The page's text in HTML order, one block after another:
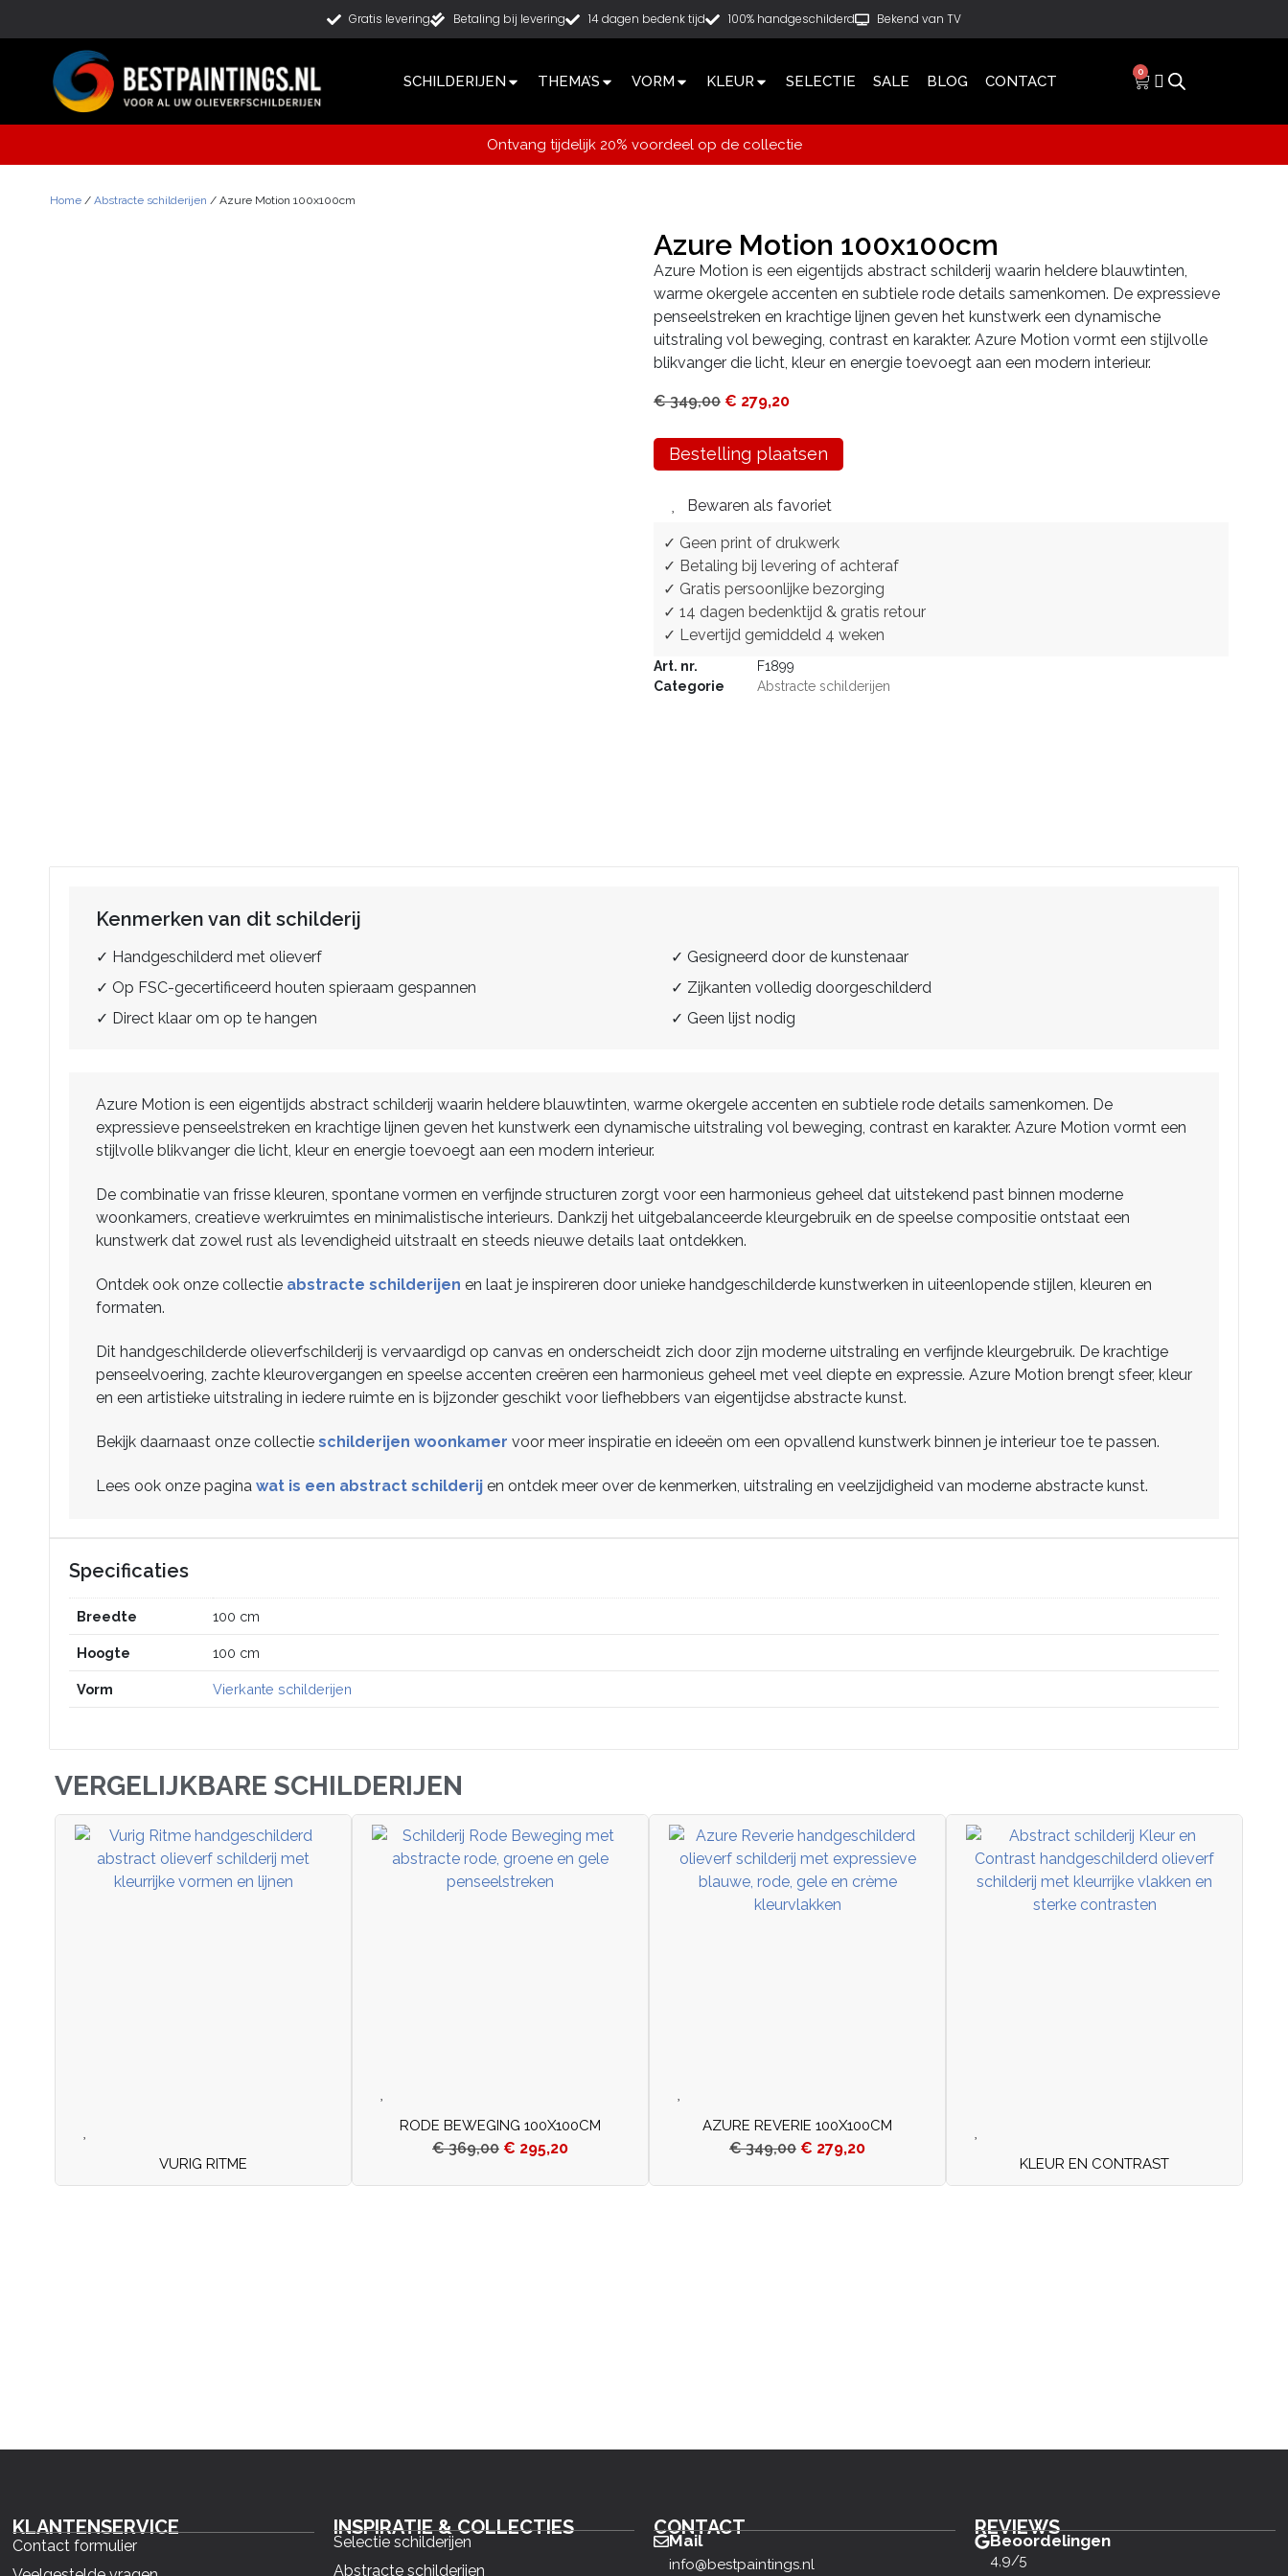
Gratis levering Betaling bij levering 14 dagen bedenk tijd 100% handgeschilderd Bekend van TV
SCHILDERIJEN THEMA’S VORM KLEUR SELECTIE SALE BLOG CONTACT
0
Ontvang tijdelijk 20% voordeel op de collectie
Home / Abstracte schilderijen / Azure Motion 100x100cm
Azure Motion 100x100cm
Azure Motion is een eigentijds abstract schilderij waarin heldere blauwtinten,
warme okergele accenten en subtiele rode details samenkomen. De expressieve
penseelstreken en krachtige lijnen geven het kunstwerk een dynamische
uitstraling vol beweging, contrast en karakter. Azure Motion vormt een stijlvolle
blikvanger die licht, kleur en energie toevoegt aan een modern interieur.
€349,00 € 279,20
Bestelling plaatsen
Bewaren als favoriet
✓ Geen print of drukwerk
✓ Betaling bij levering of achteraf
✓ Gratis persoonlijke bezorging
✓ 14 dagen bedenktijd & gratis retour
✓ Levertijd gemiddeld 4 weken
Art. nr.
F1899
Categorie
Abstracte schilderijen
Kenmerken van dit schilderij
✓ Handgeschilderd met olieverf
✓ Gesigneerd door de kunstenaar
✓ Op FSC-gecertificeerd houten spieraam gespannen
✓ Zijkanten volledig doorgeschilderd
✓ Direct klaar om op te hangen
✓ Geen lijst nodig
Azure Motion is een eigentijds abstract schilderij waarin heldere blauwtinten, warme okergele accenten en subtiele rode details samenkomen. De
expressieve penseelstreken en krachtige lijnen geven het kunstwerk een dynamische uitstraling vol beweging, contrast en karakter. Azure Motion vormt een
stijlvolle blikvanger die licht, kleur en energie toevoegt aan een modern interieur.
De combinatie van frisse kleuren, spontane vormen en verfijnde structuren zorgt voor een harmonieus geheel dat uitstekend past binnen moderne
woonkamers, creatieve werkruimtes en minimalistische interieurs. Dankzij het uitgebalanceerde kleurgebruik en de speelse compositie ontstaat een
kunstwerk dat zowel rust als levendigheid uitstraalt en steeds nieuwe details laat ontdekken.
Ontdek ook onze collectie abstracte schilderijen en laat je inspireren door unieke handgeschilderde kunstwerken in uiteenlopende stijlen, kleuren en
formaten.
Dit handgeschilderde olieverfschilderij is vervaardigd op canvas en onderscheidt zich door zijn moderne uitstraling en verfijnde kleurgebruik. De krachtige
penseelvoering, zachte kleurovergangen en speelse accenten creëren een harmonieus geheel met veel diepte en expressie. Azure Motion brengt sfeer, kleur
en een artistieke uitstraling in iedere ruimte en is bijzonder geschikt voor liefhebbers van eigentijdse abstracte kunst.
Bekijk daarnaast onze collectie schilderijen woonkamer voor meer inspiratie en ideeën om een opvallend kunstwerk binnen je interieur toe te passen.
Lees ook onze pagina wat is een abstract schilderij en ontdek meer over de kenmerken, uitstraling en veelzijdigheid van moderne abstracte kunst.
Specificaties
Breedte 100 cm
Hoogte 100 cm
Vorm Vierkante schilderijen
VERGELIJKBARE SCHILDERIJEN
VURIG RITME
RODE BEWEGING 100X100CM
€369,00 € 295,20
AZURE REVERIE 100X100CM
€349,00 € 279,20
KLEUR EN CONTRAST
KLANTENSERVICE
Contact formulier
INSPIRATIE & COLLECTIES
Selectie schilderijen
Abstracte schilderijen
CONTACT
Mail
info@bestpaintings.nl
REVIEWS
Beoordelingen
4,9/5